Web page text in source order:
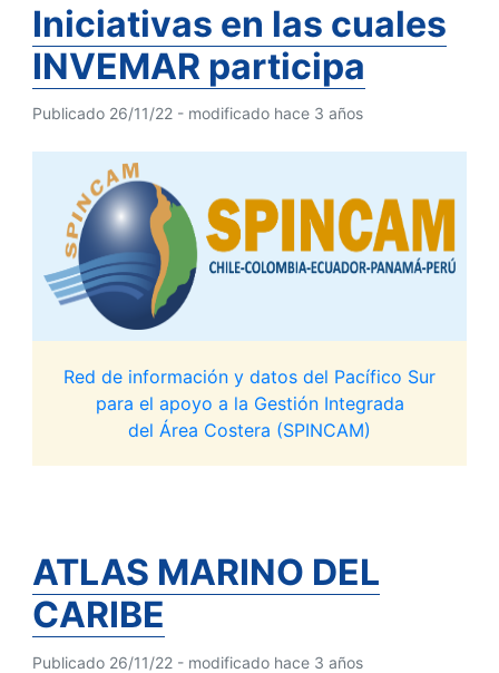
Iniciativas en las cuales
INVEMAR participa
Publicado 26/11/22 - modificado hace 3 años
Red de información y datos del Pacífico Sur
para el apoyo a la Gestión Integrada
del Área Costera (SPINCAM)
ATLAS MARINO DEL
CARIBE
Publicado 26/11/22 - modificado hace 3 años